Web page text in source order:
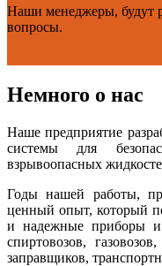
Наши менеджеры, будут
вопросы.
Немного о нас
Наше предприятие
системы для
взрывоопасных
Годы нашей работы,
ценный опыт, который
и надежные приборы и
спиртовозов,
заправщиков,